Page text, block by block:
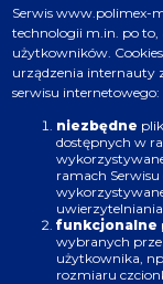
Serwiswww.polimex-
technologii m.in. po to,
użytkowników.
urządzenia internauty
serwisu internetowego:
niezbędne
dostępnych w
ramach Serwisu
funkcjonalne
wybranych
użytkownika,
rozmiaru